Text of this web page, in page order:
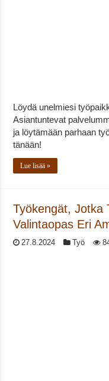
Löydä unelmiesi
Asiantuntevat
ja löytämään parhaan
tänään!
Lue lisää »
Työkengät, Jotka
Valintaopas Eri
27.8.2024 Työ